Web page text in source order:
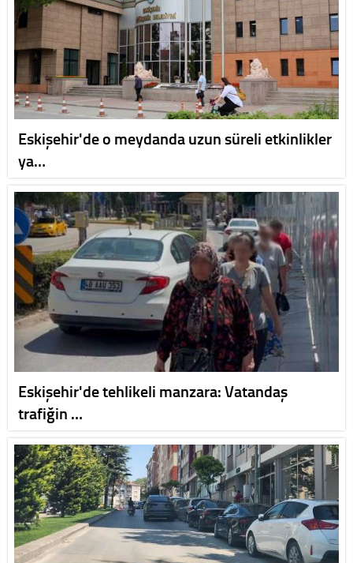
Eskişehir'de o meydanda uzun süreli etkinlikler
ya…
Eskişehir'de tehlikeli manzara: Vatandaş
trafiğin …